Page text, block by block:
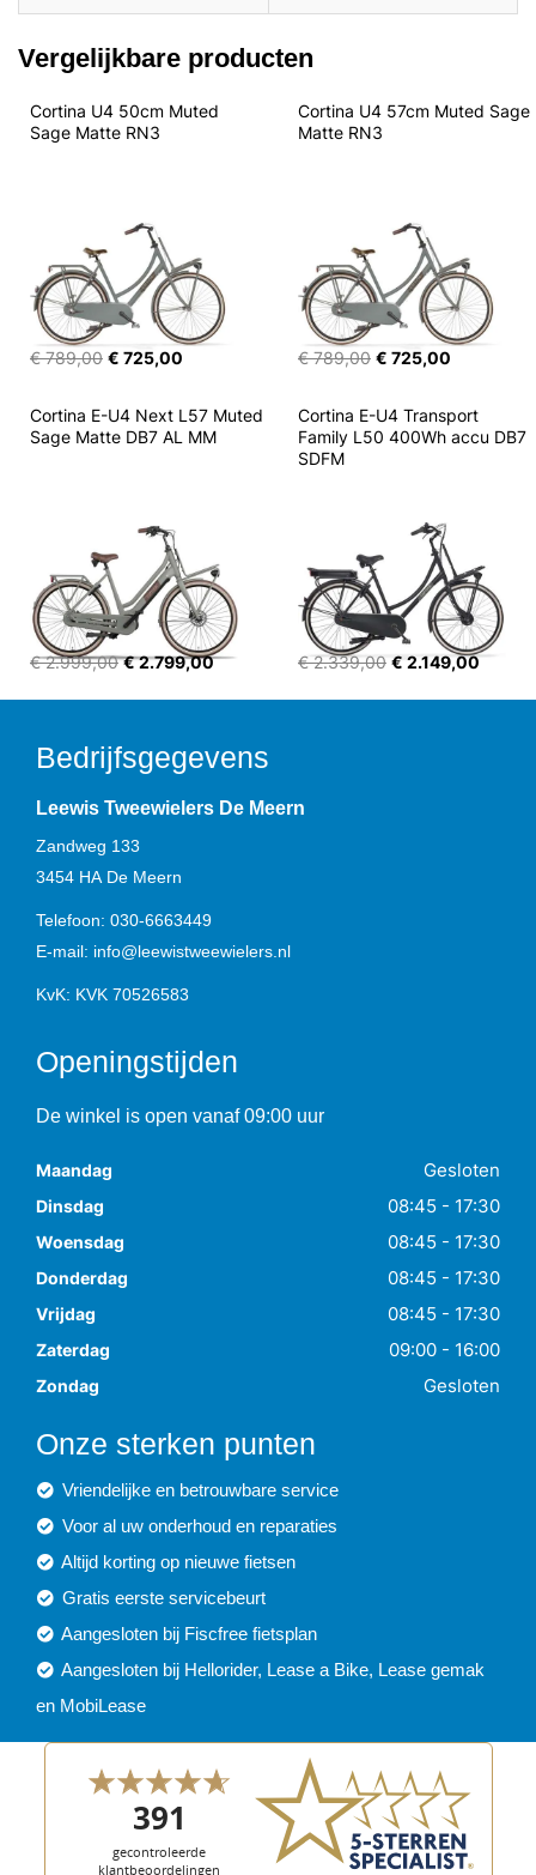
Vergelijkbare producten
Cortina U4 50cm Muted
Sage Matte RN3
€ 789,00 € 725,00
Cortina U4 57cm Muted Sage
Matte RN3
€ 789,00 € 725,00
Cortina E-U4 Next L57 Muted
Sage Matte DB7 AL MM
€ 2.999,00 € 2.799,00
Cortina E-U4 Transport
Family L50 400Wh accu DB7
SDFM
€ 2.339,00 € 2.149,00
Bedrijfsgegevens
Leewis Tweewielers De Meern
Zandweg 133
3454 HA De Meern
Telefoon: 030-6663449
E-mail: info@leewistweewielers.nl
KvK: KVK 70526583
Openingstijden
De winkel is open vanaf 09:00 uur
Maandag Gesloten
Dinsdag 08:45 - 17:30
Woensdag 08:45 - 17:30
Donderdag 08:45 - 17:30
Vrijdag 08:45 - 17:30
Zaterdag 09:00 - 16:00
Zondag Gesloten
Onze sterken punten
Vriendelijke en betrouwbare service
Voor al uw onderhoud en reparaties
Altijd korting op nieuwe fietsen
Gratis eerste servicebeurt
Aangesloten bij Fiscfree fietsplan
Aangesloten bij Hellorider, Lease a Bike, Lease gemak
en MobiLease